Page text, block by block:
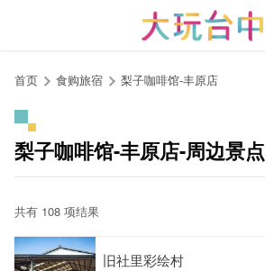
首页 食购旅宿 梨子咖啡馆-丰原店
梨子咖啡馆-丰原店-周边景点
共有 108 项结果
旧社里彩绘村